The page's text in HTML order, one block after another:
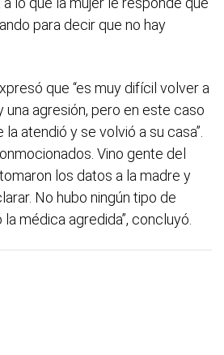
para decir que no hay
que “es muy difícil volver a
una agresión, pero en este caso
la atendió y se volvió a su casa”.
Vino gente del
los datos a la madre y
No hubo ningún tipo de
médica agredida”, concluyó.